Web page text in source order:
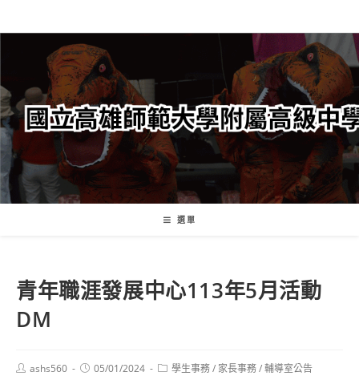
轉
要
內
容
選單
青年職涯發展中心113年5月活動
DM
Postashs560
Post05/01/2024
Post學生事務/ 家長事務/輔導室公告